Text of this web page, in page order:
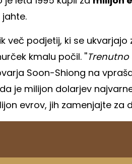
več podjetij, ki se
kmalu počil. ''
Soon-Shiong na
je milijon dolarjev
evrov, jih zamenjajte za